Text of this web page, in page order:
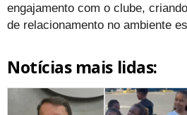
engajamento com o clube,
de relacionamento no ambiente
Notícias mais lidas: